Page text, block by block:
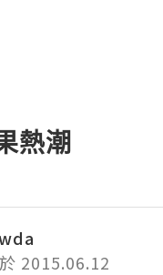
熱潮
2015.06.12